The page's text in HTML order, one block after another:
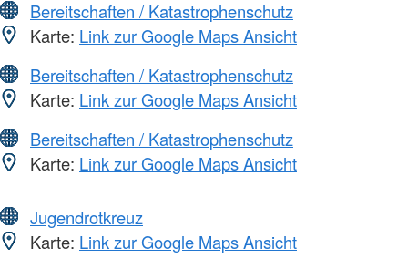
Bereitschaften / Katastrophenschutz
Karte: Link zur Google Maps Ansicht
Bereitschaften / Katastrophenschutz
Karte: Link zur Google Maps Ansicht
Bereitschaften / Katastrophenschutz
Karte: Link zur Google Maps Ansicht
Jugendrotkreuz
Karte: Link zur Google Maps Ansicht